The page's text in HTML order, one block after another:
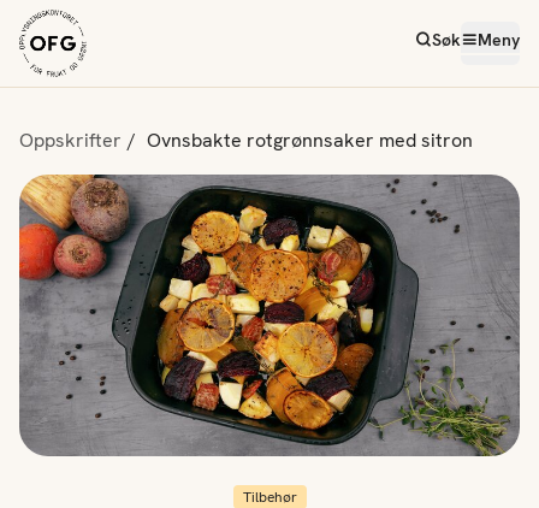
Søk Meny
Oppskrifter Ovnsbakte rotgrønnsaker med sitron
Tilbehør